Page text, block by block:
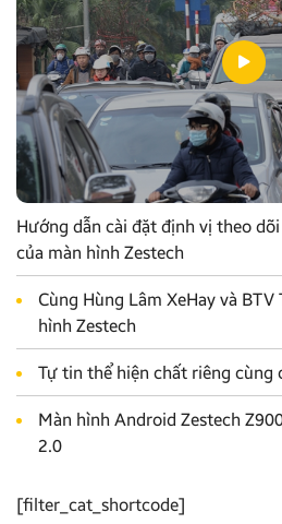
Hướng dẫn cài đặt định vị theo
của màn hình Zestech
Cùng Hùng Lâm XeHay và
hình Zestech
Tự tin thể hiện chất riêng cùng
Màn hình Android Zestech
2.0
[filter_cat_shortcode]